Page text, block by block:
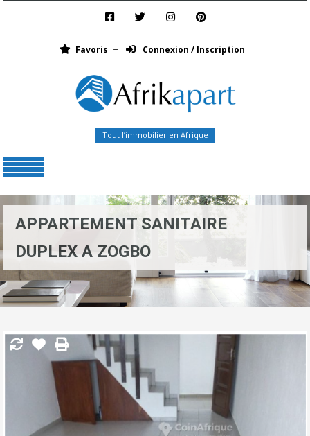
Favoris Connexion / Inscription
Tout l’immobilier en Afrique
APPARTEMENT SANITAIRE
DUPLEX A ZOGBO